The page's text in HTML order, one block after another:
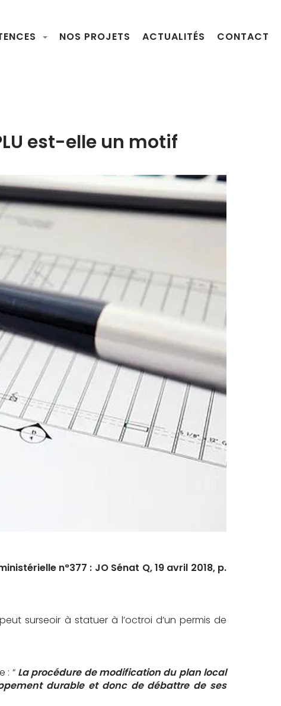
NOS PROJETS ACTUALITÉS CONTACT
est-elle un motif
n°377 : JO Sénat Q, 19 avril 2018, p.
surseoir à statuer à l’octroi d’un permis de
: “ La procédure de modification du plan local
durable et donc de débattre de ses